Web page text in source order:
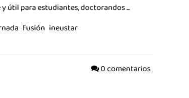
útil para estudiantes, doctorandos ...
fusión ineustar
0 comentarios